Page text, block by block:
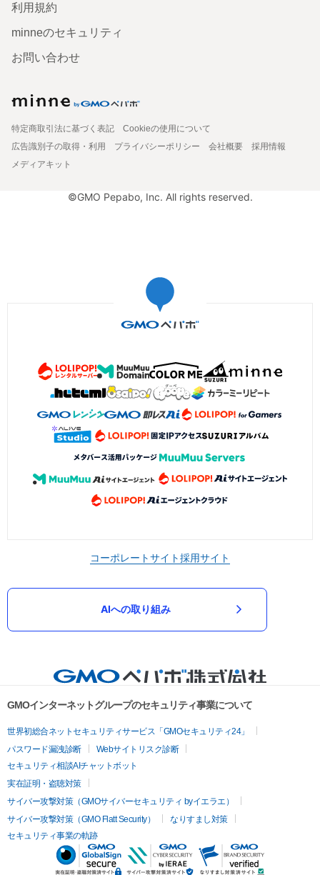
利用規約
minneのセキュリティ
お問い合わせ
特定商取引法に基づく表記
Cookieの使用について
広告識別子の取得・利用
プライバシーポリシー 会社概要
採用情報
メディアキット
©GMO Pepabo, Inc. All rights reserved.
コーポレートサイト採用サイト
AIへの取り組み
GMOインターネットグループのセキュリティ事業について
世界初総合ネットセキュリティサービス「GMOセキュリティ24」
パスワード漏洩診断
Webサイトリスク診断
セキュリティ相談AIチャットボット
実在証明・盗聴対策
サイバー攻撃対策（GMOサイバーセキュリティ byイエラエ）
サイバー攻撃対策（GMO Flatt Security）
なりすまし対策
セキュリティ事業の軌跡